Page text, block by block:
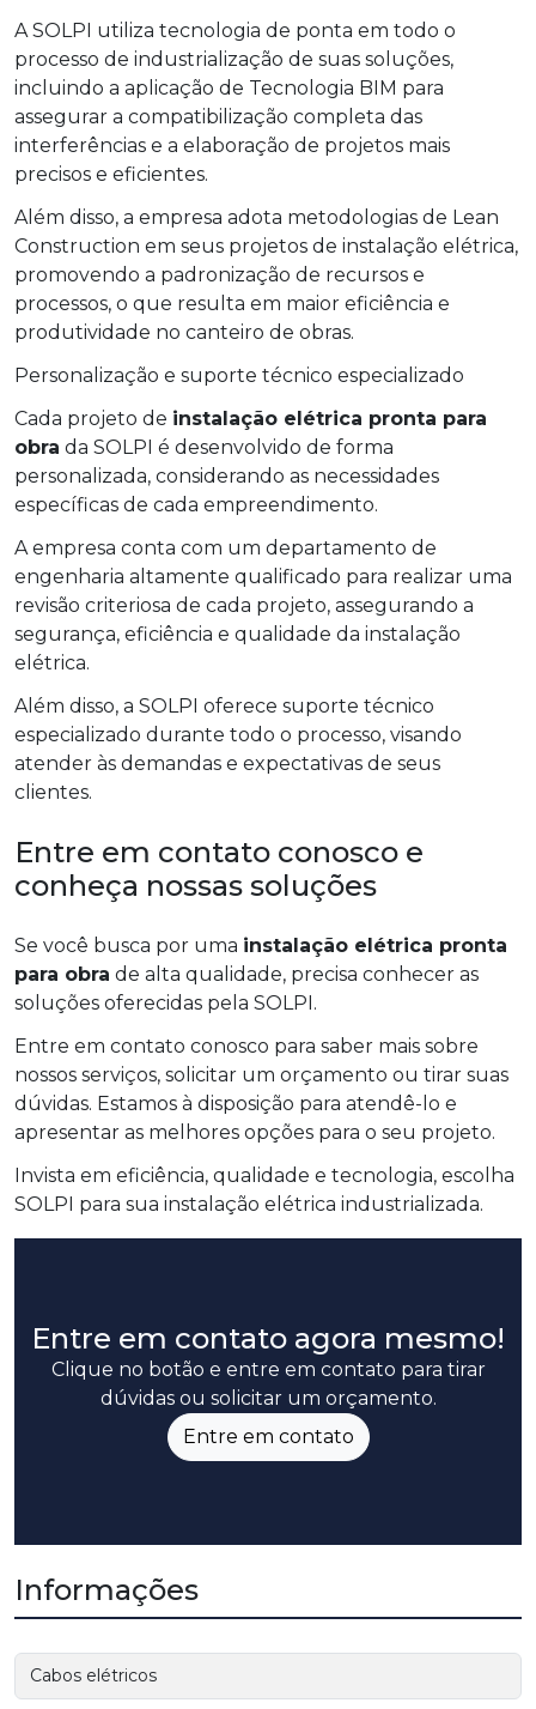
A SOLPI utiliza tecnologia de ponta em todo o
processo de industrialização de suas soluções,
incluindo a aplicação de Tecnologia BIM para
assegurar a compatibilização completa das
interferências e a elaboração de projetos mais
precisos e eficientes.
Além disso, a empresa adota metodologias de Lean
Construction em seus projetos de instalação elétrica,
promovendo a padronização de recursos e
processos, o que resulta em maior eficiência e
produtividade no canteiro de obras.
Personalização e suporte técnico especializado
Cada projeto de instalação elétrica pronta para
obra da SOLPI é desenvolvido de forma
personalizada, considerando as necessidades
específicas de cada empreendimento.
A empresa conta com um departamento de
engenharia altamente qualificado para realizar uma
revisão criteriosa de cada projeto, assegurando a
segurança, eficiência e qualidade da instalação
elétrica.
Além disso, a SOLPI oferece suporte técnico
especializado durante todo o processo, visando
atender às demandas e expectativas de seus
clientes.
Entre em contato conosco e
conheça nossas soluções
Se você busca por uma instalação elétrica pronta
para obra de alta qualidade, precisa conhecer as
soluções oferecidas pela SOLPI.
Entre em contato conosco para saber mais sobre
nossos serviços, solicitar um orçamento ou tirar suas
dúvidas. Estamos à disposição para atendê-lo e
apresentar as melhores opções para o seu projeto.
Invista em eficiência, qualidade e tecnologia, escolha
SOLPI para sua instalação elétrica industrializada.
Entre em contato agora mesmo!
Clique no botão e entre em contato para tirar
dúvidas ou solicitar um orçamento.
Entre em contato
Informações
Cabos elétricos